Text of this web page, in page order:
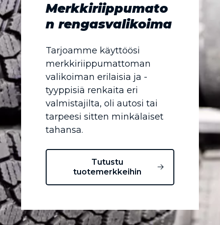
Merkkiriippumato
n rengasvalikoima
Tarjoamme käyttöösi
merkkiriippumattoman
valikoiman erilaisia ja -
tyyppisiä renkaita eri
valmistajilta, oli autosi tai
tarpeesi sitten minkälaiset
tahansa.
Tutustu
tuotemerkkeihin